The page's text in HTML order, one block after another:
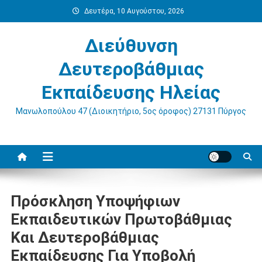
στο
Δευτέρα, 10 Αυγούστου, 2026
Διεύθυνση
Δευτεροβάθμιας
Εκπαίδευσης Ηλείας
Μανωλοπούλου 47 (Διοικητήριο, 5ος όροφος) 27131 Πύργος
Πρόσκληση Υποψήφιων
Εκπαιδευτικών Πρωτοβάθμιας
Και Δευτεροβάθμιας
Εκπαίδευσης Για Υποβολή